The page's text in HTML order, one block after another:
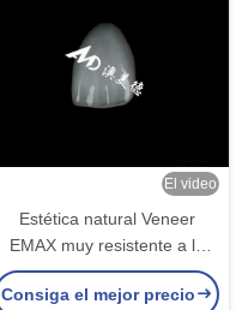
El video
Estética natural Veneer
EMAX muy resistente a la
tinción Veneers cerámicos
EMAX
Consiga el mejor precio